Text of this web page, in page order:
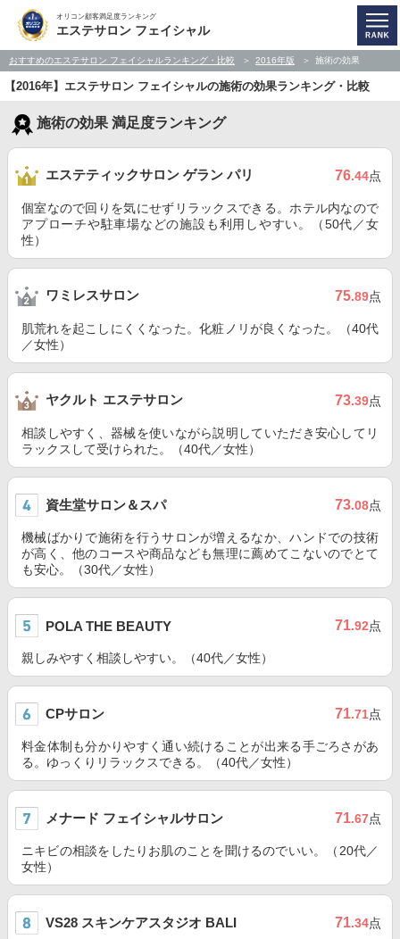
オリコン顧客満足度ランキング
エステサロン フェイシャル
おすすめのエステサロン フェイシャルランキング・比較 2016年版 施術の効果
【2016年】エステサロン フェイシャルの施術の効果ランキング・比較
施術の効果 満足度ランキング
エステティックサロン ゲラン パリ 76.44点
個室なので回りを気にせずリラックスできる。ホテル内なので
アプローチや駐車場などの施設も利用しやすい。（50代／女
性）
ワミレスサロン 75.89点
肌荒れを起こしにくくなった。化粧ノリが良くなった。（40代
／女性）
ヤクルト エステサロン 73.39点
相談しやすく、器械を使いながら説明していただき安心してリ
ラックスして受けられた。（40代／女性）
資生堂サロン＆スパ 73.08点
機械ばかりで施術を行うサロンが増えるなか、ハンドでの技術
が高く、他のコースや商品なども無理に薦めてこないのでとて
も安心。（30代／女性）
POLA THE BEAUTY 71.92点
親しみやすく相談しやすい。（40代／女性）
CPサロン 71.71点
料金体制も分かりやすく通い続けることが出来る手ごろさがあ
る。ゆっくりリラックスできる。（40代／女性）
メナード フェイシャルサロン 71.67点
ニキビの相談をしたりお肌のことを聞けるのでいい。（20代／
女性）
VS28 スキンケアスタジオ BALI 71.34点